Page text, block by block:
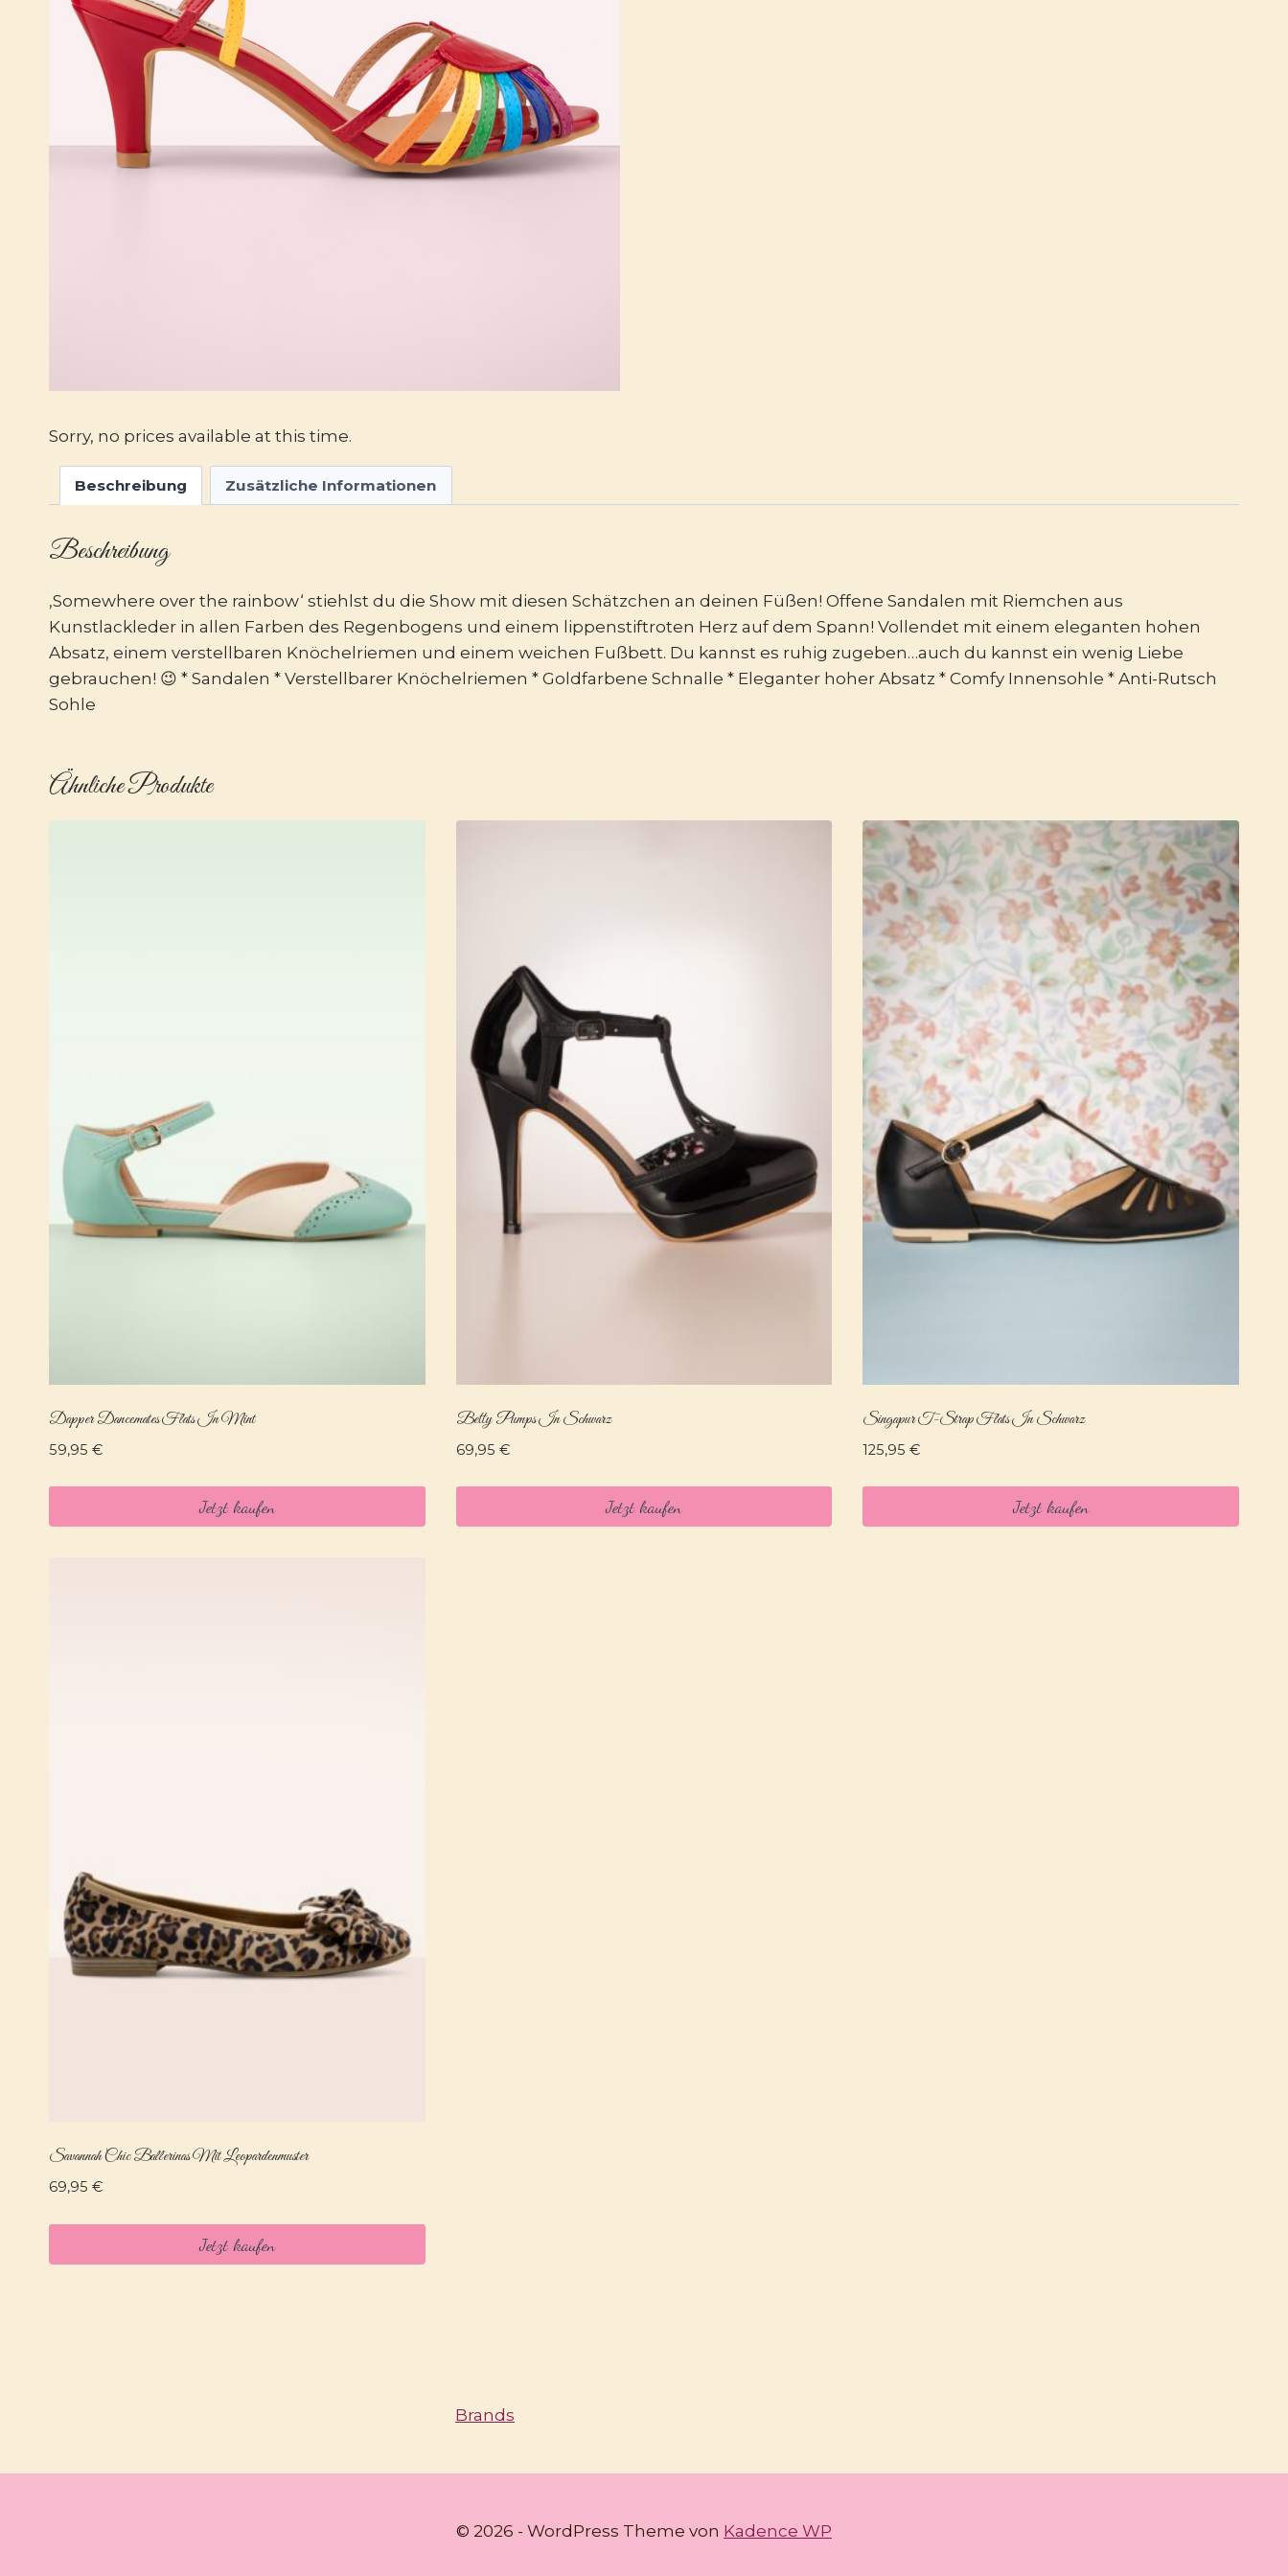
Sorry, no prices available at this time.
Beschreibung Zusätzliche Informationen
Beschreibung
‚Somewhere over the rainbow‘ stiehlst du die Show mit diesen Schätzchen an deinen Füßen! Offene Sandalen mit Riemchen aus
Kunstlackleder in allen Farben des Regenbogens und einem lippenstiftroten Herz auf dem Spann! Vollendet mit einem eleganten hohen
Absatz, einem verstellbaren Knöchelriemen und einem weichen Fußbett. Du kannst es ruhig zugeben…auch du kannst ein wenig Liebe
gebrauchen! 😉 * Sandalen * Verstellbarer Knöchelriemen * Goldfarbene Schnalle * Eleganter hoher Absatz * Comfy Innensohle * Anti-Rutsch
Sohle
Ähnliche Produkte
Dapper Dancemates Flats In Mint
59,95 €
Jetzt kaufen
Betty Pumps In Schwarz
69,95 €
Jetzt kaufen
Singapur T-Strap Flats In Schwarz
125,95€
Jetzt kaufen
Savannah Chic Ballerinas Mit Leopardenmuster
69,95 €
Jetzt kaufen
Brands
© 2026 - WordPress Theme von Kadence WP